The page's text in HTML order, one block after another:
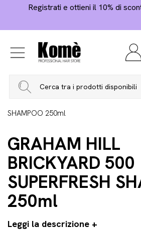
Registrati e ottieni il 10% di
Home Hair Care Shampoo
SHAMPOO 250ml
GRAHAM HILL
BRICKYARD 500
SUPERFRESH
250ml
Leggi la descrizione +